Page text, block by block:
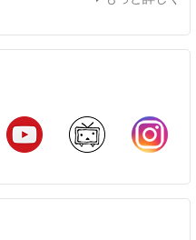
Feedly YouTube ニコニコ動画